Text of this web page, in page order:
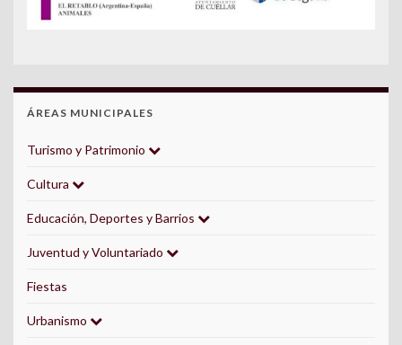
ÁREAS MUNICIPALES
Turismo y Patrimonio
Cultura
Educación, Deportes y Barrios
Juventud y Voluntariado
Fiestas
Urbanismo